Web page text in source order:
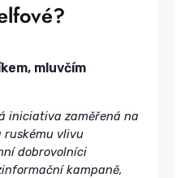
mluvčím
iniciativa zaměřená na
ruskému vlivu
dobrovolníci
kampaně,